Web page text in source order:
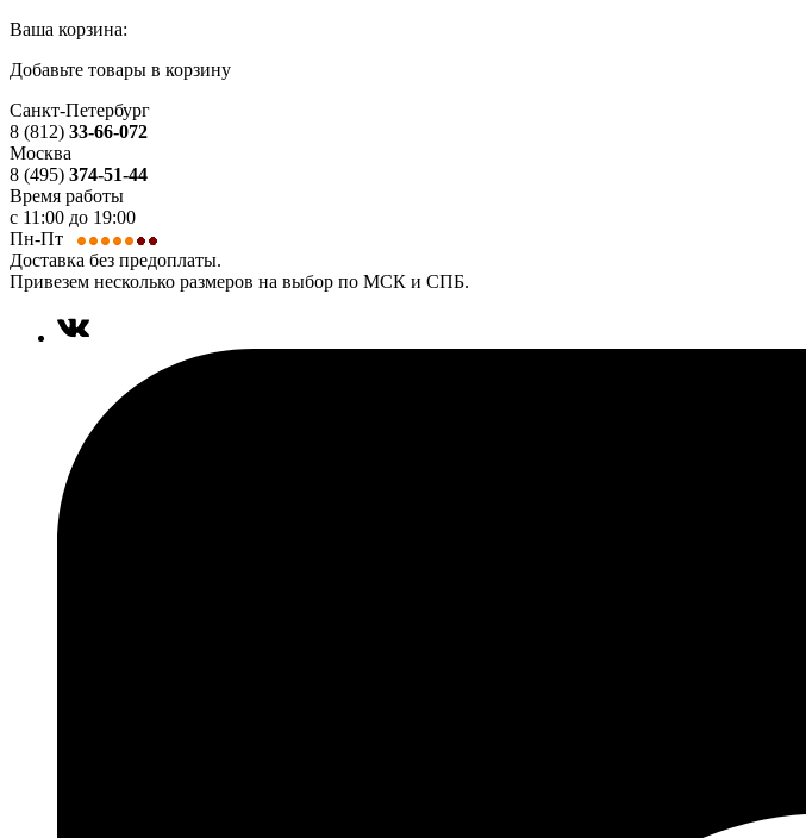
Ваша корзина:
Добавьте товары в корзину
Санкт-Петербург
8 (812) 33-66-072
Москва
8 (495) 374-51-44
Время работы
с 11:00 до 19:00
Пн-Пт
Доставка без предоплаты.
Привезем несколько размеров на выбор по МСК и СПБ.